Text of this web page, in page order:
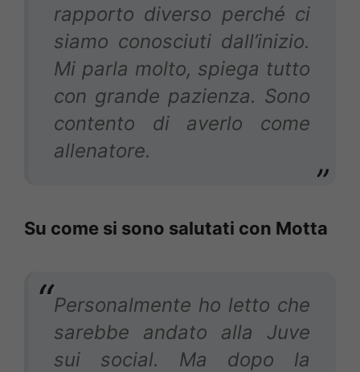
rapporto diverso perché ci
siamo conosciuti dall’inizio.
Mi parla molto, spiega tutto
con grande pazienza. Sono
contento di averlo come
allenatore.
Su come si sono salutati con Motta
Personalmente ho letto che
sarebbe andato alla Juve
sui social. Ma dopo la